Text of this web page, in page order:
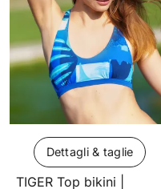
Dettagli & taglie
TIGER Top bikini |